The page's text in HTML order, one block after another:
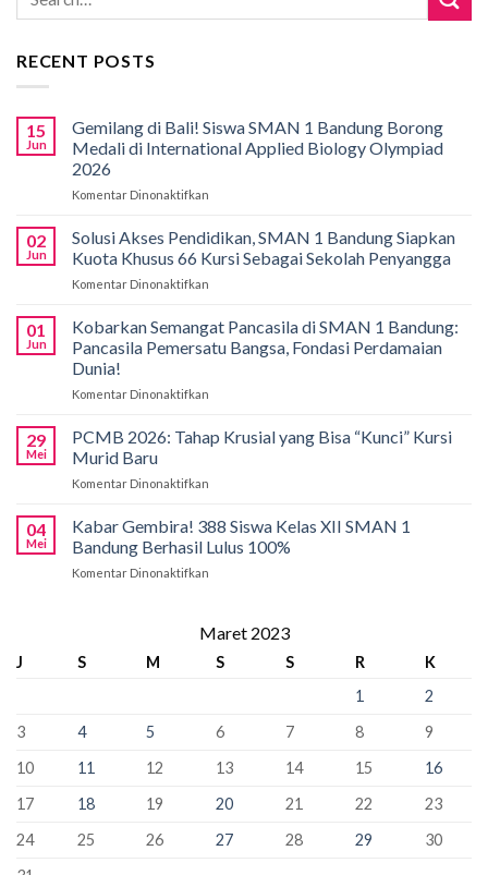
RECENT POSTS
15
Jun
Gemilang di Bali! Siswa SMAN 1 Bandung Borong
Medali di International Applied Biology Olympiad
2026
Komentar Dinonaktifkan
di
Bali!
Siswa
Bandung
Borong
Biology
02
Jun
Solusi Akses Pendidikan, SMAN 1 Bandung Siapkan
Kuota Khusus 66 Kursi Sebagai Sekolah Penyangga
Komentar Dinonaktifkan
Akses
Pendidikan,
SMAN
Kuota
Khusus
Sekolah
Penyangga
01
Jun
Kobarkan Semangat Pancasila di SMAN 1 Bandung:
Pancasila Pemersatu Bangsa, Fondasi Perdamaian
Dunia!
Komentar Dinonaktifkan
Semangat
Pancasila
Bandung:
Pancasila
Dunia!
29
Mei
PCMB 2026: Tahap Krusial yang Bisa “Kunci” Kursi
Murid Baru
Komentar Dinonaktifkan
2026:
Tahap
Krusial
Kursi
Baru
04
Mei
Kabar Gembira! 388 Siswa Kelas XII SMAN 1
Bandung Berhasil Lulus 100%
Komentar Dinonaktifkan
388
Kelas
Bandung
Lulus
100%
Maret 2023
J S M S S R
K
1
2
3
4 5 6 7 8
9
10
11 12 13 14 15
16
17
18 19 20 21 22
23
24
25 26 27 28 29
30